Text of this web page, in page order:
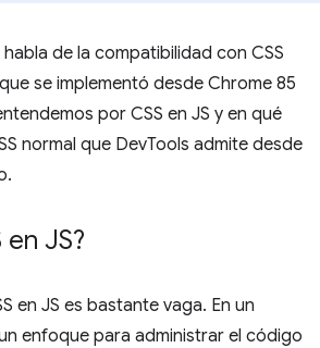
de la compatibilidad con CSS
se implementó desde Chrome 85
por CSS en JS y en qué
normal que DevTools admite desde
en JS?
en JS es bastante vaga. En un
enfoque para administrar el código